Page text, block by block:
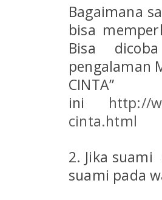
Bagaimana
bisa
Bisa
pengalaman
ini
http://
cinta.html
2. Jika
suami pada